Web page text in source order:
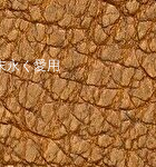
永く愛用